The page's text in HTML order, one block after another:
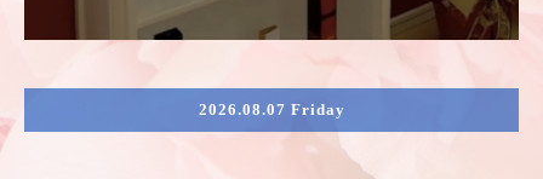
2026.08.07 Friday